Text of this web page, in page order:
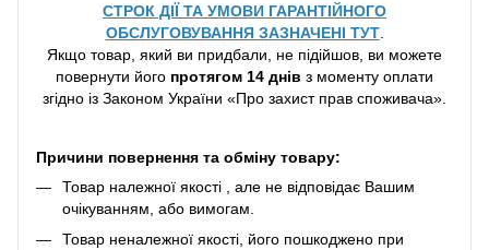
СТРОК ДІЇ ТА УМОВИ ГАРАНТІЙНОГО
ОБСЛУГОВУВАННЯ ЗАЗНАЧЕНІ ТУТ.
Якщо товар, який ви придбали, не підійшов, ви можете
повернути його протягом 14 днів з моменту оплати
згідно із Законом України «Про захист прав споживача».
Причини повернення та обміну товару:
Товар належної якості , але не відповідає Вашим
очікуванням, або вимогам.
Товар неналежної якості, його пошкоджено при